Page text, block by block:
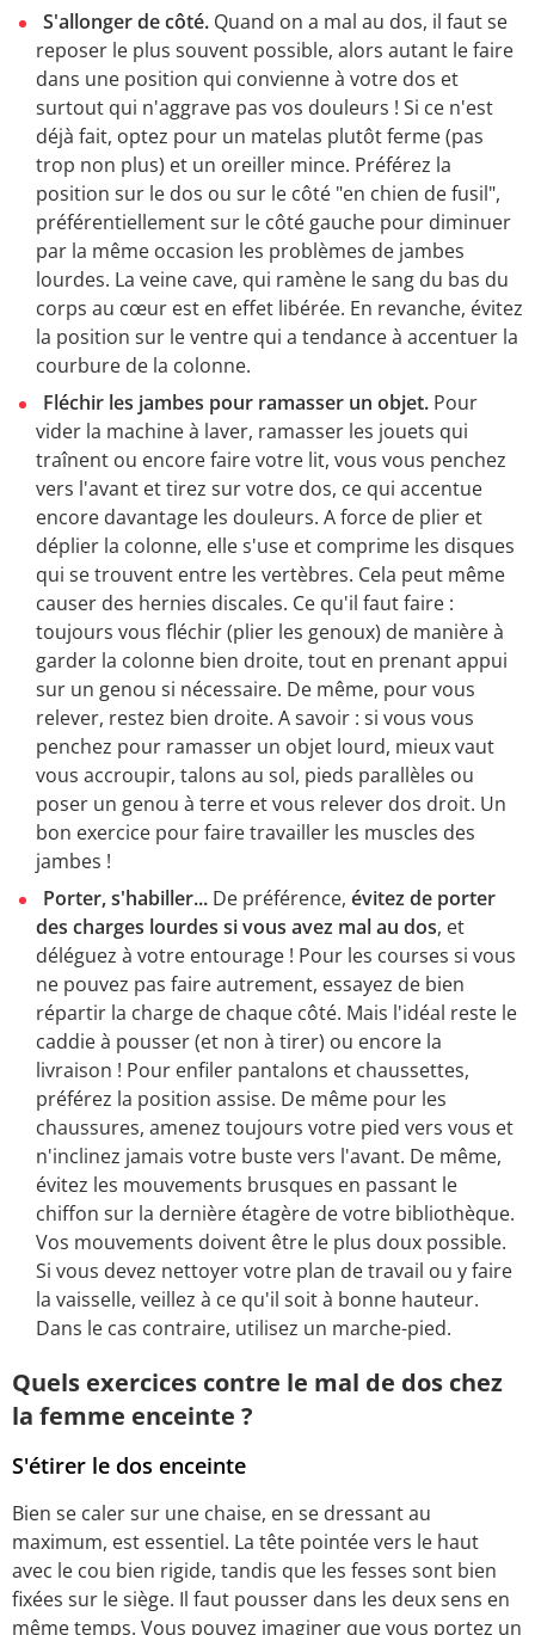
S'allonger de côté. Quand on a mal au dos, il faut se
reposer le plus souvent possible, alors autant le faire
dans une position qui convienne à votre dos et
surtout qui n'aggrave pas vos douleurs ! Si ce n'est
déjà fait, optez pour un matelas plutôt ferme (pas
trop non plus) et un oreiller mince. Préférez la
position sur le dos ou sur le côté "en chien de fusil",
préférentiellement sur le côté gauche pour diminuer
par la même occasion les problèmes de jambes
lourdes. La veine cave, qui ramène le sang du bas du
corps au cœur est en effet libérée. En revanche, évitez
la position sur le ventre qui a tendance à accentuer la
courbure de la colonne.
Fléchir les jambes pour ramasser un objet. Pour
vider la machine à laver, ramasser les jouets qui
traînent ou encore faire votre lit, vous vous penchez
vers l'avant et tirez sur votre dos, ce qui accentue
encore davantage les douleurs. A force de plier et
déplier la colonne, elle s'use et comprime les disques
qui se trouvent entre les vertèbres. Cela peut même
causer des hernies discales. Ce qu'il faut faire :
toujours vous fléchir (plier les genoux) de manière à
garder la colonne bien droite, tout en prenant appui
sur un genou si nécessaire. De même, pour vous
relever, restez bien droite. A savoir : si vous vous
penchez pour ramasser un objet lourd, mieux vaut
vous accroupir, talons au sol, pieds parallèles ou
poser un genou à terre et vous relever dos droit. Un
bon exercice pour faire travailler les muscles des
jambes !
Porter, s'habiller... De préférence, évitez de porter
des charges lourdes si vous avez mal au dos, et
déléguez à votre entourage ! Pour les courses si vous
ne pouvez pas faire autrement, essayez de bien
répartir la charge de chaque côté. Mais l'idéal reste le
caddie à pousser (et non à tirer) ou encore la
livraison ! Pour enfiler pantalons et chaussettes,
préférez la position assise. De même pour les
chaussures, amenez toujours votre pied vers vous et
n'inclinez jamais votre buste vers l'avant. De même,
évitez les mouvements brusques en passant le
chiffon sur la dernière étagère de votre bibliothèque.
Vos mouvements doivent être le plus doux possible.
Si vous devez nettoyer votre plan de travail ou y faire
la vaisselle, veillez à ce qu'il soit à bonne hauteur.
Dans le cas contraire, utilisez un marche-pied.
Quels exercices contre le mal de dos chez
la femme enceinte ?
S'étirer le dos enceinte
Bien se caler sur une chaise, en se dressant au
maximum, est essentiel. La tête pointée vers le haut
avec le cou bien rigide, tandis que les fesses sont bien
fixées sur le siège. Il faut pousser dans les deux sens en
même temps. Vous pouvez imaginer que vous portez un